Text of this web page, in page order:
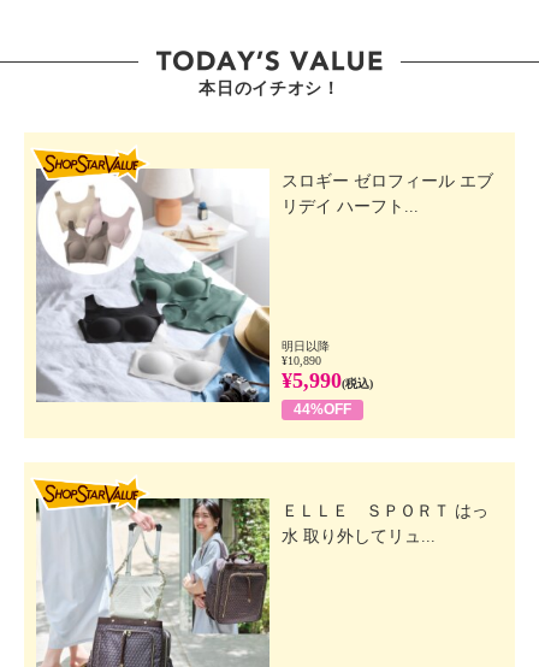
本日のイチオシ！
スロギー ゼロフィール エブ
リデイ ハーフト...
明日以降
¥10,890
¥5,990(税込)
44%OFF
ＥＬＬＥ ＳＰＯＲＴ はっ
水 取り外してリュ...